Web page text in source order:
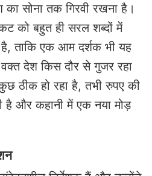
सोना तक गिरवी रखना है।
को बहुत ही सरल शब्दों में
ताकि एक आम दर्शक भी यह
देश किस दौर से गुजर रहा
ठीक हो रहा है, तभी रुपए की
है और कहानी में एक नया मोड़